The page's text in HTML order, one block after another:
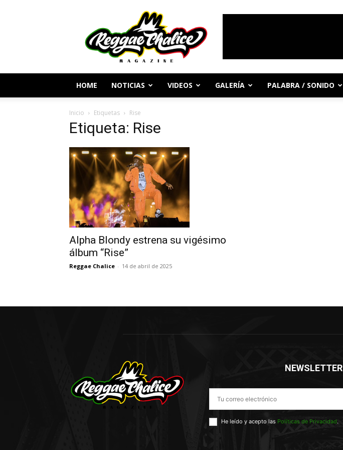
Periodismo
y
Cultura
Reggae
HOME NOTICIAS VIDEOS GALERÍA PALABRA / SONIDO
Inicio Etiquetas Rise
Etiqueta: Rise
Alpha Blondy estrena su vigésimo
álbum “Rise”
Reggae Chalice - 14 de abril de 2025
NEWSLETTER
He leído y acepto las Políticas de Privacidad.